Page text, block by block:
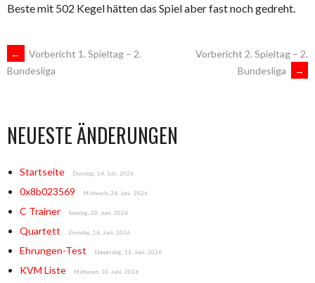
Beste mit 502 Kegel hätten das Spiel aber fast noch gedreht.
ARTIKEL-
←
Vorbericht 1. Spieltag – 2.
Bundesliga
Vorbericht 2. Spieltag – 2.
Bundesliga
→
NEUESTE ÄNDERUNGEN
Startseite Dienstag, 14. Juli. 2026
0x8b023569 Mittwoch, 24. Juni. 2026
C Trainer Samstag, 20. Juni. 2026
Quartett Dienstag, 16. Juni. 2026
Ehrungen-Test Donnerstag, 11. Juni. 2026
KVM Liste Mittwoch, 10. Juni. 2026